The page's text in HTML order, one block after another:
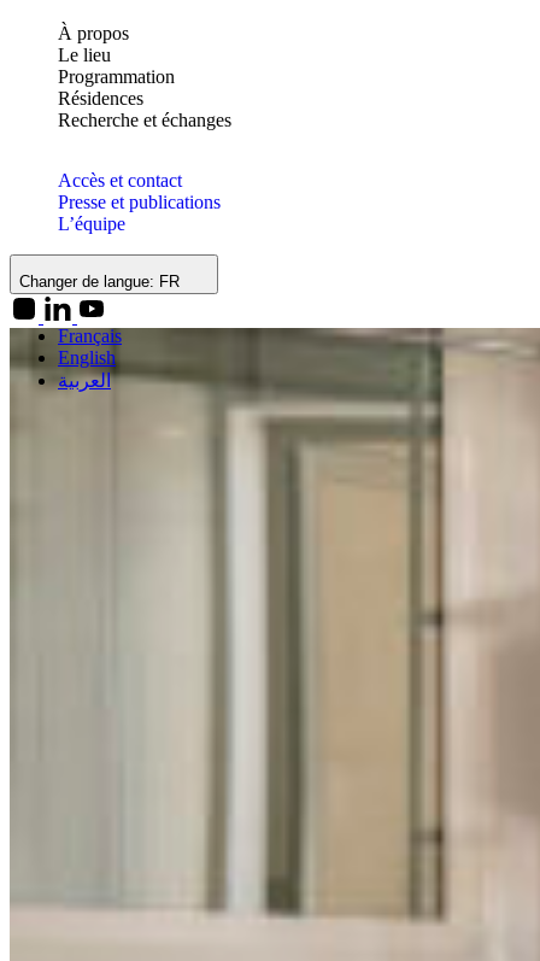
À propos
Le lieu
Programmation
Résidences
Recherche et échanges
Accès et contact
Presse et publications
L’équipe
Changer de langue: FR
Français
English
العربية